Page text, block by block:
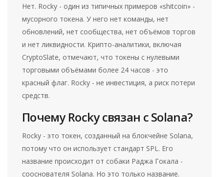
Нет. Rocky - один из типичных примеров «shitcoin» -
мусорного токена. У него нет команды, нет
обновлений, нет сообщества, нет объёмов торгов
и нет ликвидности. Крипто-аналитики, включая
CryptoSlate, отмечают, что токены с нулевыми
торговыми объёмами более 24 часов - это
красный флаг. Rocky - не инвестиция, а риск потери
средств.
Почему Rocky связан с Solana?
Rocky - это токен, созданный на блокчейне Solana,
потому что он использует стандарт SPL. Его
название происходит от собаки Раджа Гокала -
сооснователя Solana. Но это только название.